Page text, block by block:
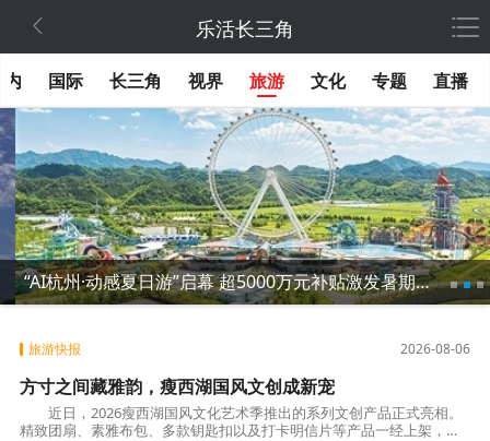
 乐活长三角
国际 长三角 视界 旅游 文化 专题 直播
“AI杭州·动感夏日游”启幕 超5000万元补贴激发暑期消费
2026-08-06
旅游快报
方寸之间藏雅韵，瘦西湖国风文创成新宠
近日，2026瘦西湖国风文化艺术季推出的系列文创产品正式亮相。
精致团扇、素雅布包、多款钥匙扣以及打卡明信片等产品一经上架，便